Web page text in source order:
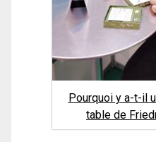
Pourquoi y a-t-il
table de